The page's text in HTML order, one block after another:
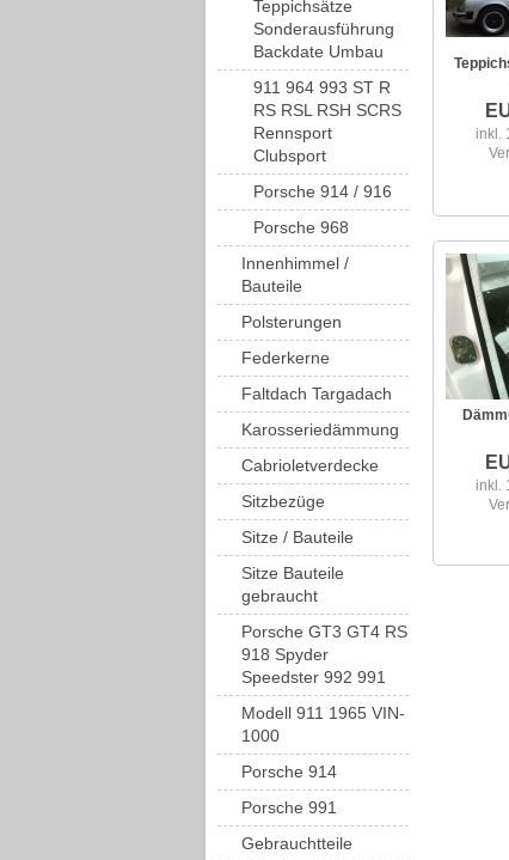
Teppichsätze
Sonderausführung
Backdate Umbau
911 964 993 ST R
RS RSL RSH SCRS
Rennsport
Clubsport
Porsche 914 / 916
Porsche 968
Innenhimmel /
Bauteile
Polsterungen
Federkerne
Faltdach Targadach
Karosseriedämmung
Cabrioletverdecke
Sitzbezüge
Sitze / Bauteile
Sitze Bauteile
gebraucht
Porsche GT3 GT4 RS
918 Spyder
Speedster 992 991
Modell 911 1965 VIN-
1000
Porsche 914
Porsche 991
Gebrauchtteile
inkl.
inkl.